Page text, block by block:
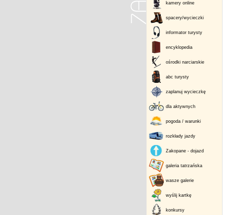
kamery online
spacery/wycieczki
informator turysty
encyklopedia
ośrodki narciarskie
abc turysty
zaplanuj wycieczkę
dla aktywnych
pogoda / warunki
rozkłady jazdy
Zakopane - dojazd
galeria tatrzańska
wasze galerie
wyślij kartkę
konkursy